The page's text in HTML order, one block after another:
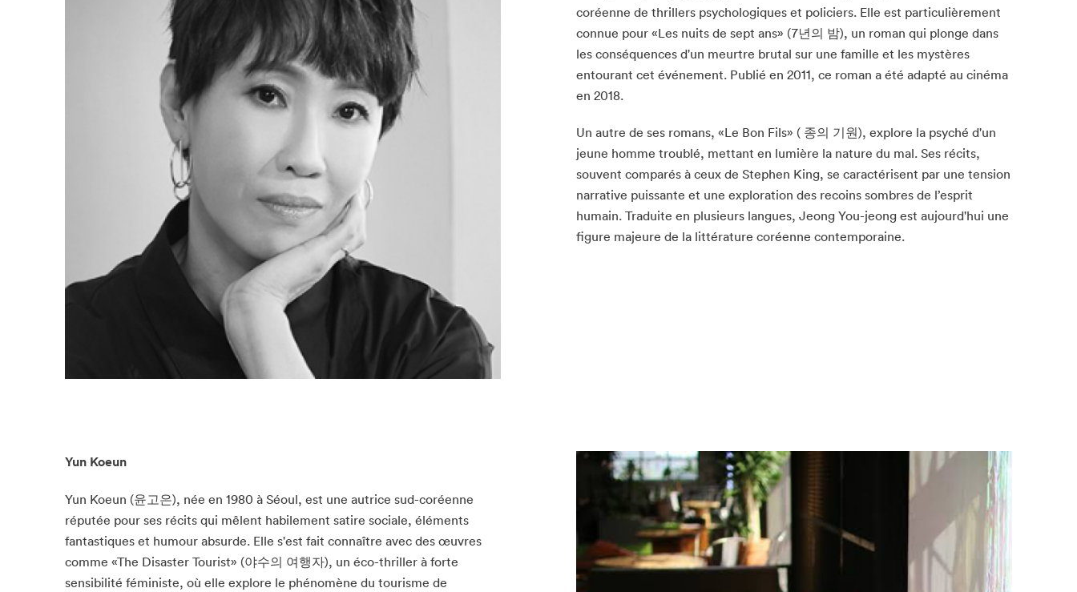
coréenne de thrillers psychologiques et policiers. Elle est particulièrement
connue pour «Les nuits de sept ans» (7년의 밤), un roman qui plonge dans
les conséquences d'un meurtre brutal sur une famille et les mystères
entourant cet événement. Publié en 2011, ce roman a été adapté au cinéma
en 2018.
Un autre de ses romans, «Le Bon Fils» ( 종의 기원), explore la psyché d'un
jeune homme troublé, mettant en lumière la nature du mal. Ses récits,
souvent comparés à ceux de Stephen King, se caractérisent par une tension
narrative puissante et une exploration des recoins sombres de l’esprit
humain. Traduite en plusieurs langues, Jeong You-jeong est aujourd'hui une
figure majeure de la littérature coréenne contemporaine.
Yun Koeun
Yun Koeun (윤고은), née en 1980 à Séoul, est une autrice sud-coréenne
réputée pour ses récits qui mêlent habilement satire sociale, éléments
fantastiques et humour absurde. Elle s'est fait connaître avec des œuvres
comme «The Disaster Tourist» (야수의 여행자), un éco-thriller à forte
sensibilité féministe, où elle explore le phénomène du tourisme de